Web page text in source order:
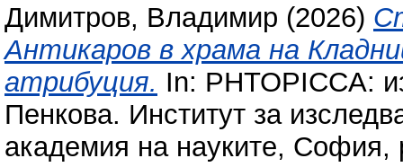
Димитров, Владимир (2026)
Антикаров в храма на
атрибуция. In: PHTOPICCA:
Пенкова. Институт за
академия на науките, София,